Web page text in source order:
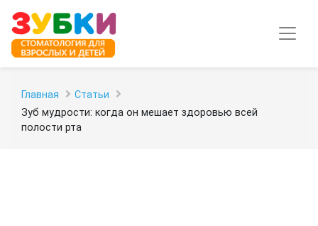
Главная
Статьи
Зуб мудрости: когда он мешает здоровью всей
полости рта